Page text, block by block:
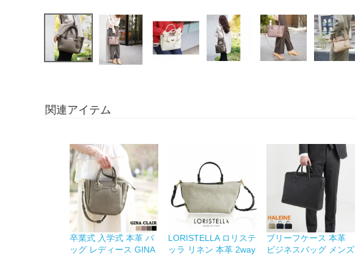
関連アイテム
卒業式 入学式 本革 バ
ッグ レディース GINA
LORISTELLA ロリステ
ッラ リネン 本革 2way
ブリーフケース 本革
ビジネスバッグ メンズ